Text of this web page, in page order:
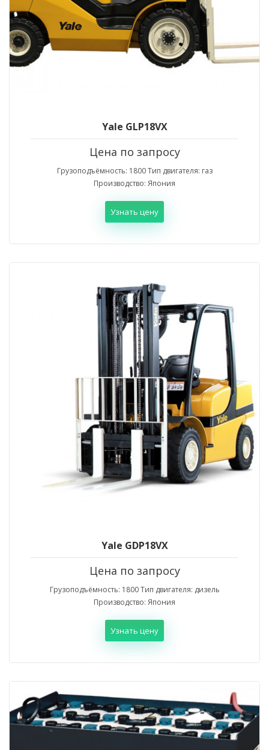
Yale GLP18VX
Цена по запросу
Грузоподъёмность: 1800 Тип двигателя: газ
Производство: Япония
Узнать цену
Yale GDP18VX
Цена по запросу
Грузоподъёмность: 1800 Тип двигателя: дизель
Производство: Япония
Узнать цену